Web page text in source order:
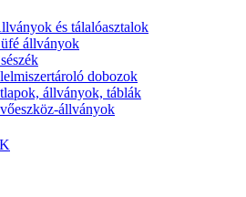
és tálalóasztalok
állványok
dobozok
állványok, táblák
állványok